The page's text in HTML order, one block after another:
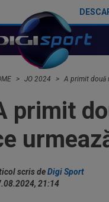
JO 2024 A primit două
primit
scris deDigi Sport
21:14